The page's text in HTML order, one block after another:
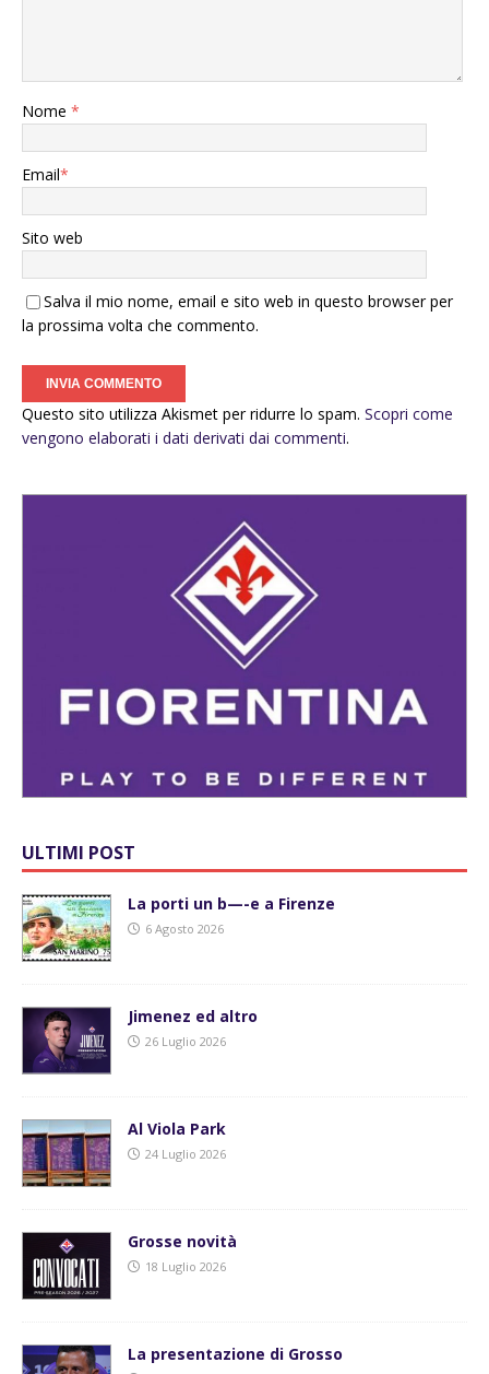
Nome *
Email*
Sito web
Salva il mio nome, email e sito web in questo browser per
la prossima volta che commento.
Questo sito utilizza Akismet per ridurre lo spam. Scopri come
vengono elaborati i dati derivati dai commenti.
ULTIMI POST
La porti un b—-e a Firenze
6 Agosto 2026
Jimenez ed altro
26 Luglio 2026
Al Viola Park
24 Luglio 2026
Grosse novità
18 Luglio 2026
La presentazione di Grosso